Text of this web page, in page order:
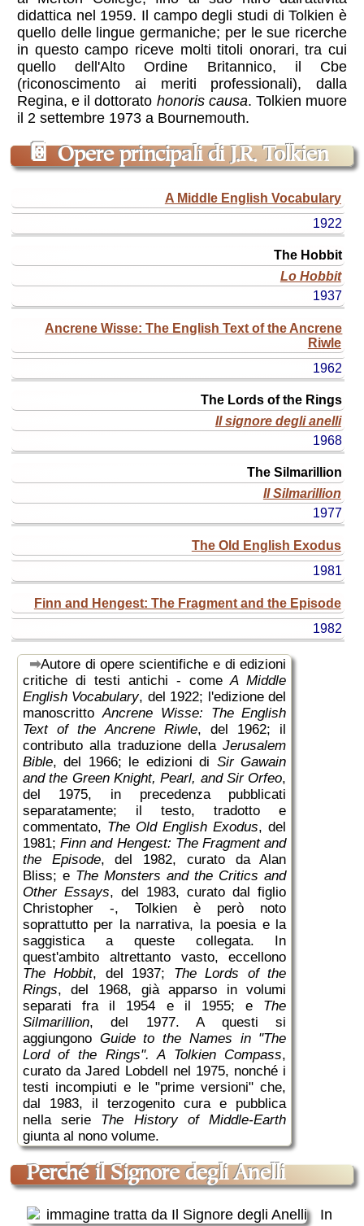
didattica nel 1959. Il campo degli studi di Tolkien è
quello delle lingue germaniche; per le sue ricerche
in questo campo riceve molti titoli onorari, tra cui
quello dell'Alto Ordine Britannico, il Cbe
(riconoscimento ai meriti professionali), dalla
Regina, e il dottorato honoris causa. Tolkien muore
il 2 settembre 1973 a Bournemouth.
📔 Opere principali di J.R. Tolkien
originale
titolo
(o
edizione)
anno
A Middle English Vocabulary
1922
The Hobbit
Lo Hobbit
1937
Ancrene Wisse: The English Text of the Ancrene
Riwle
1962
The Lords of the Rings
Il signore degli anelli
1968
The Silmarillion
Il Silmarillion
1977
The Old English Exodus
1981
Finn and Hengest: The Fragment and the Episode
1982
Autore di opere scientifiche e di edizioni
critiche di testi antichi - comeA Middle
English Vocabulary, del 1922; l'edizione del
manoscrittoAncrene Wisse: The English
Text of the Ancrene Riwle, del 1962; il
contributo alla traduzione dellaJerusalem
Bible, del 1966; le edizioni di Sir Gawain
and the Green Knight, Pearl, and Sir Orfeo,
del 1975, in precedenza pubblicati
separatamente; il testo, tradotto e
commentato, The Old English Exodus, del
1981;Finn and Hengest: The Fragment and
the Episode, del 1982, curato da Alan
Bliss; e The Monsters and the Critics and
Other Essays, del 1983, curato dal figlio
Christopher -, Tolkien è però noto
soprattutto per la narrativa, la poesia e la
saggistica a queste collegata. In
quest'ambito altrettanto vasto, eccellono
The Hobbit, del 1937; The Lords of the
Rings, del 1968, già apparso in volumi
separati fra il 1954 e il 1955; e The
Silmarillion, del 1977. A questi si
aggiungono Guide to the Names in "The
Lord of the Rings". A Tolkien Compass,
curato da Jared Lobdell nel 1975, nonché i
testi incompiuti e le "prime versioni" che,
dal 1983, il terzogenito cura e pubblica
nella serie The History of Middle-Earth
giunta al nono volume.
Perché il Signore degli Anelli
In